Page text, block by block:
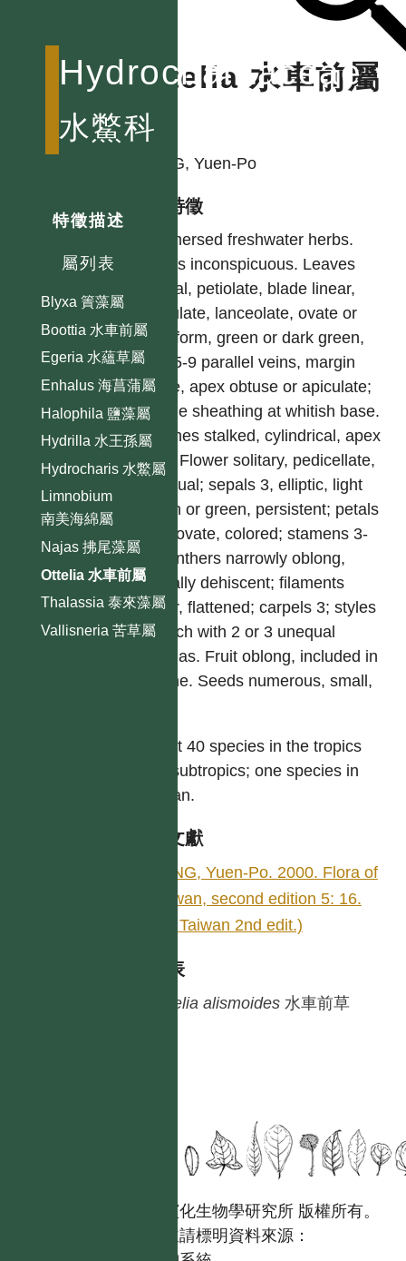
Hydrocharitaceae
水鱉科
特徵描述
屬列表
Blyxa 簀藻屬
Boottia 水車前屬
Egeria 水蘊草屬
Enhalus 海菖蒲屬
Halophila 鹽藻屬
Hydrilla 水王孫屬
Hydrocharis 水鱉屬
Limnobium
南美海綿屬
Najas 拂尾藻屬
Ottelia 水車前屬
Thalassia 泰來藻屬
Vallisneria 苦草屬
Ottelia 水車前屬
作者
YANG, Yuen-Po
型態特徵
Submersed freshwater herbs.
Stems inconspicuous. Leaves
radical, petiolate, blade linear,
spatulate, lanceolate, ovate or
cordiform, green or dark green,
with 5-9 parallel veins, margin
entire, apex obtuse or apiculate;
petiole sheathing at whitish base.
Spathes stalked, cylindrical, apex
trifid. Flower solitary, pedicellate,
bisexual; sepals 3, elliptic, light
green or green, persistent; petals
3, obovate, colored; stamens 3-
15; anthers narrowly oblong,
laterally dehiscent; filaments
linear, flattened; carpels 3; styles
3, each with 2 or 3 unequal
stigmas. Fruit oblong, included in
spathe. Seeds numerous, small,
About 40 species in the tropics
and subtropics; one species in
Taiwan.
參考文獻
YANG, Yuen-Po. 2000. Flora of
Taiwan, second edition 5: 16.
(Fl. Taiwan 2nd edit.)
種列表
Ottelia alismoides 水車前草
國立台灣大學生態學與演化生物學研究所 版權所有。
歡迎引用本網站資料，並請標明資料來源：